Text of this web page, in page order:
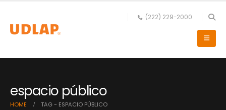
(222) 229-2000
espacio público
HOME TAG - ESPACIO PÚBLICO